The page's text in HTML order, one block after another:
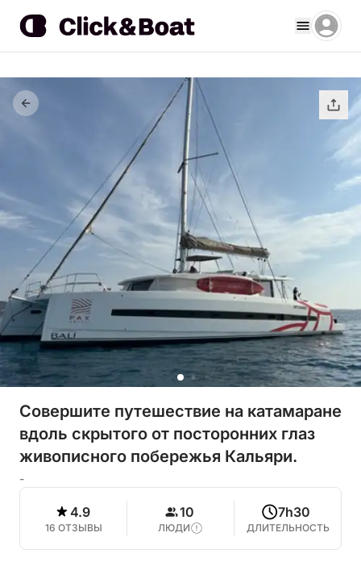
Совершите путешествие на катамаране
вдоль скрытого от посторонних глаз
живописного побережья Кальяри.
-
4.9
16 ОТЗЫВЫ
10
ЛЮДИ
7h30
ДЛИТЕЛЬНОСТЬ